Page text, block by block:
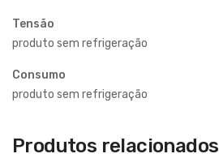
Tensão
produto sem refrigeração
Consumo
produto sem refrigeração
Produtos relacionados